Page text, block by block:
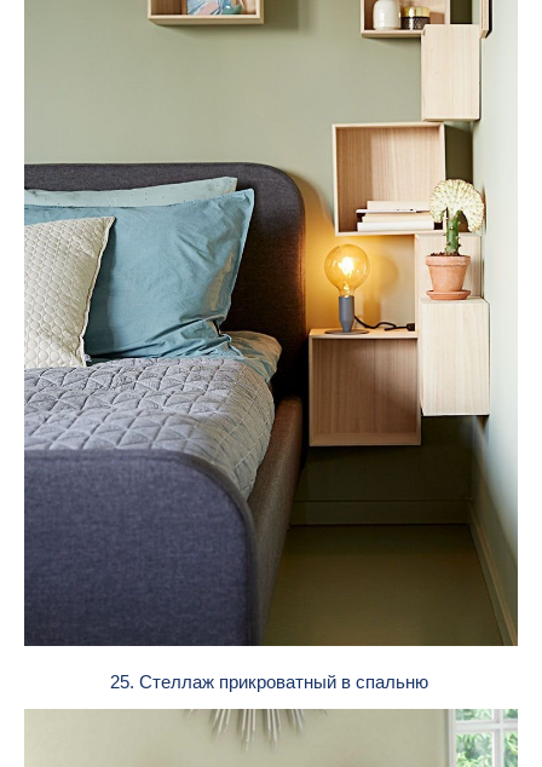
25. Стеллаж прикроватный в спальню